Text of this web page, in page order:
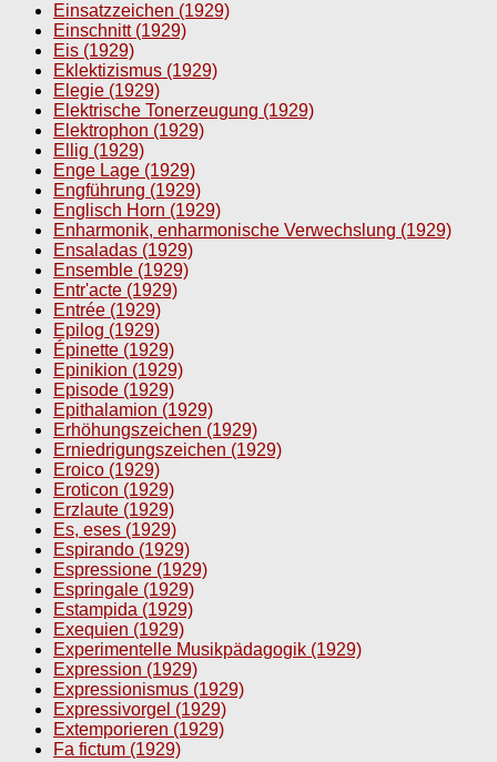
Einsatzzeichen (1929)
Einschnitt (1929)
Eis (1929)
Eklektizismus (1929)
Elegie (1929)
Elektrische Tonerzeugung (1929)
Elektrophon (1929)
Ellig (1929)
Enge Lage (1929)
Engführung (1929)
Englisch Horn (1929)
Enharmonik, enharmonische Verwechslung (1929)
Ensaladas (1929)
Ensemble (1929)
Entr'acte (1929)
Entrée (1929)
Epilog (1929)
Épinette (1929)
Epinikion (1929)
Episode (1929)
Epithalamion (1929)
Erhöhungszeichen (1929)
Erniedrigungszeichen (1929)
Eroico (1929)
Eroticon (1929)
Erzlaute (1929)
Es, eses (1929)
Espirando (1929)
Espressione (1929)
Espringale (1929)
Estampida (1929)
Exequien (1929)
Experimentelle Musikpädagogik (1929)
Expression (1929)
Expressionismus (1929)
Expressivorgel (1929)
Extemporieren (1929)
Fa fictum (1929)